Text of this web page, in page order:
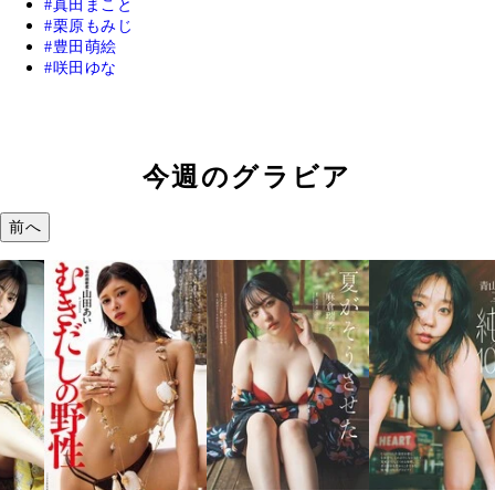
真田まこと
栗原もみじ
豊田萌絵
咲田ゆな
今週のグラビア
前へ
溝端 葵『もう
つの、あおい
で。』